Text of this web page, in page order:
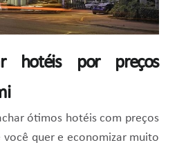
hotéis por preços
ótimos hotéis com preços
você quer e economizar muito